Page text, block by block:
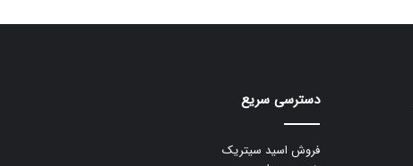
دسترسی سریع
فروش اسید سیتریک